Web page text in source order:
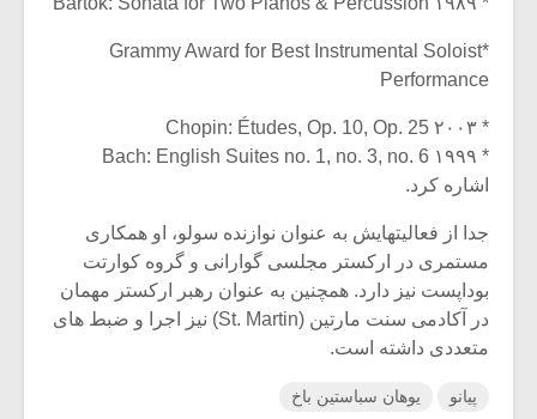
*Grammy Award for Best Instrumental Soloist
Performance
* ۲۰۰۳ Chopin: Études, Op. 10, Op. 25
* ۱۹۹۹ Bach: English Suites no. 1, no. 3, no. 6
اشاره کرد.
جدا از فعالیتهایش به عنوان نوازنده سولو، او همکاری
مستمری در ارکستر مجلسی گوارانی و گروه کوارتت
بوداپست نیز دارد. همچنین به عنوان رهبر ارکستر مهمان
در آکادمی سنت مارتین (St. Martin) نیز اجرا و ضبط های
متعددی داشته است.
پیانو یوهان سباستین باخ